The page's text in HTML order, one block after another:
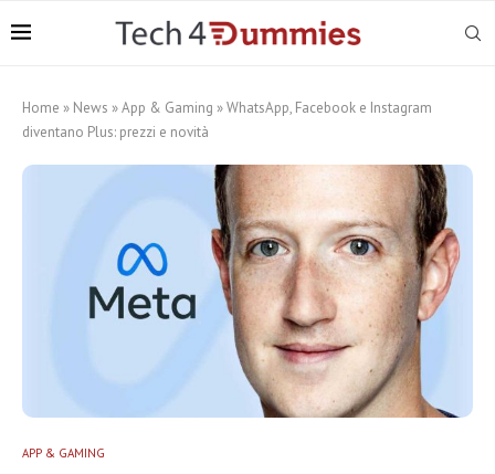
Home » News »App & Gaming »WhatsApp, Facebook e Instagram
diventano Plus: prezzi e novità
APP & GAMING